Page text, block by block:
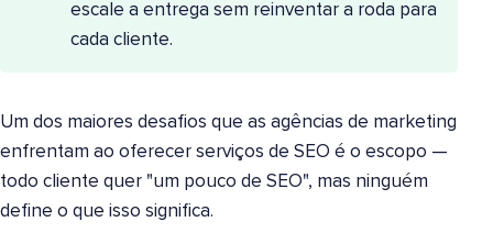
escale a entrega sem reinventar a roda para
cada cliente.
Um dos maiores desafios que as agências de marketing
enfrentam ao oferecer serviços de SEO é o escopo —
todo cliente quer "um pouco de SEO", mas ninguém
define o que isso significa.